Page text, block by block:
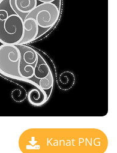
Kanat PNG